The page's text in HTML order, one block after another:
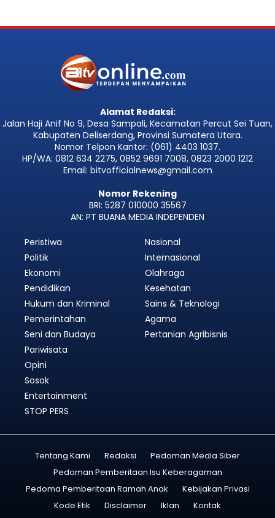
Alamat Redaksi:
Jalan Haji Anif No 9, Desa Sampali, Kecamatan Percut Sei Tuan,
Kabupaten Deliserdang, Provinsi Sumatera Utara.
Nomor Telpon Kantor: (061) 4403 1037.
HP/WA: 0812 634 2275, 0852 9691 7008, 0823 2000 1212
Email: bitvofficialnews@gmail.com
Nomor Rekening
BRI: 5287 010000 35567
AN: PT BUANA MEDIA INDEPENDEN
Peristiwa
Politik
Ekonomi
Pendidikan
Hukum dan Kriminal
Pemerintahan
Nasional
Internasional
Olahraga
Kesehatan
Sains & Teknologi
Agama
Seni dan Budaya
Pariwisata
Opini
Sosok
Entertainment
STOP PERS
Pertanian Agribisnis
Tentang Kami Redaksi
Pedoman Media Siber
Pedoman Pemberitaan Isu Keberagaman
Pedoma Pemberitaan Ramah Anak
Kebijakan Privasi
Kode Etik
Disclaimer Iklan Kontak